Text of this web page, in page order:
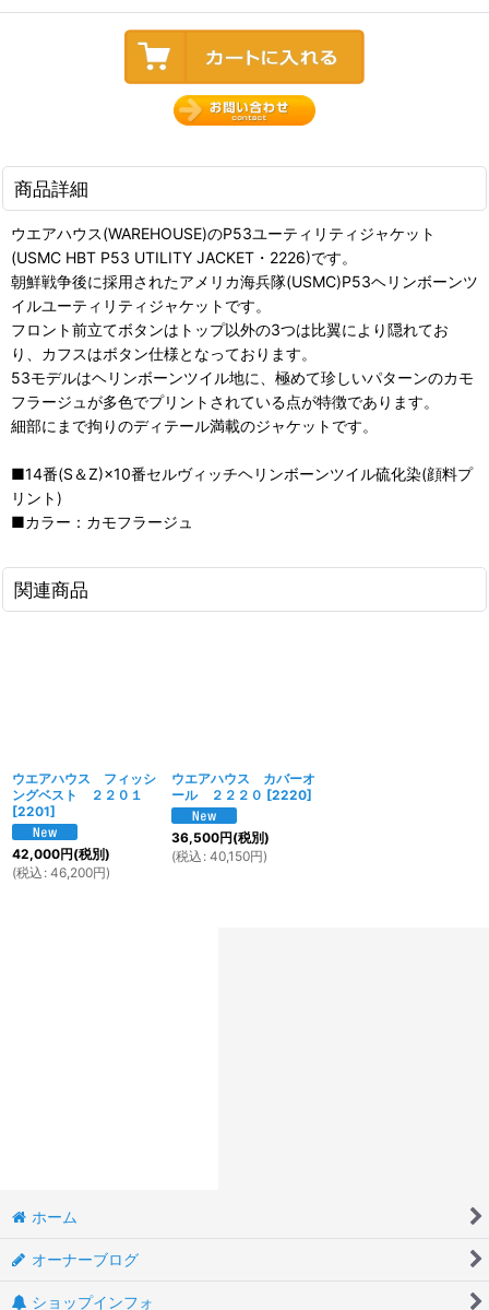
商品詳細
ウエアハウス(WAREHOUSE)のP53ユーティリティジャケット
(USMC HBT P53 UTILITY JACKET・2226)です。
朝鮮戦争後に採用されたアメリカ海兵隊(USMC)P53ヘリンボーンツ
イルユーティリティジャケットです。
フロント前立てボタンはトップ以外の3つは比翼により隠れてお
り、カフスはボタン仕様となっております。
53モデルはヘリンボーンツイル地に、極めて珍しいパターンのカモ
フラージュが多色でプリントされている点が特徴であります。
細部にまで拘りのディテール満載のジャケットです。
■14番(S＆Z)×10番セルヴィッチヘリンボーンツイル硫化染(顔料プ
リント)
■カラー：カモフラージュ
関連商品
ウエアハウス フィッシ
ングベスト ２２０１
[2201]
42,000円(税別)
(税込 : 46,200円)
ウエアハウス カバーオ
ール ２２２０ [2220]
36,500円(税別)
(税込 : 40,150円)
ホーム
オーナーブログ
ショップインフォ